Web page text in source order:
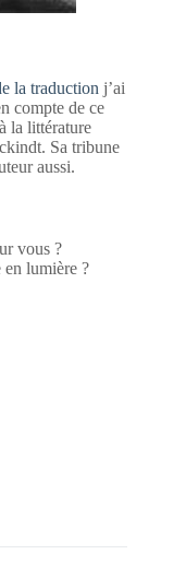
la traduction j’ai
compte de ce
la littérature
Sa tribune
aussi.
vous ?
en lumière ?